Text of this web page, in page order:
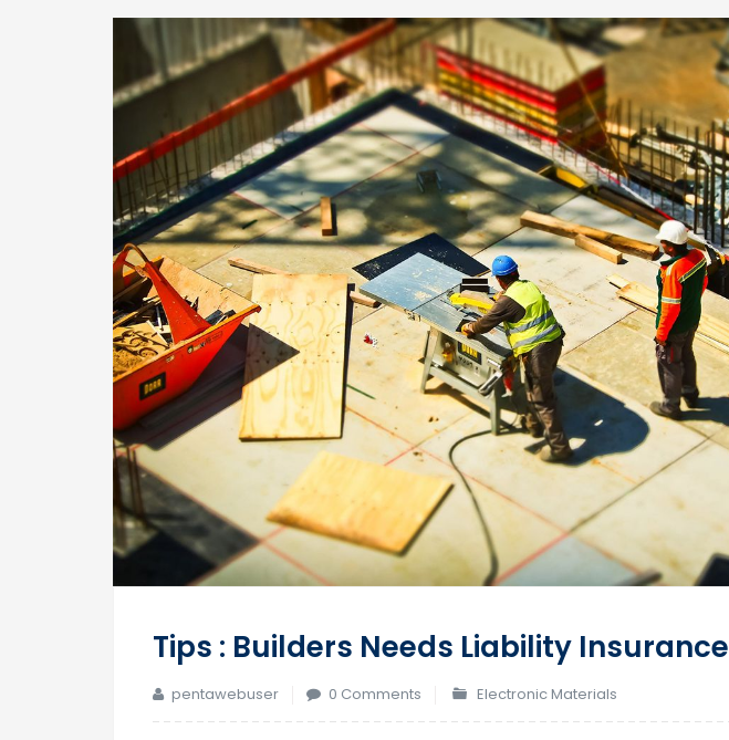
Tips : Builders Needs Liability Insurance
pentawebuser 0 Comments Electronic Materials